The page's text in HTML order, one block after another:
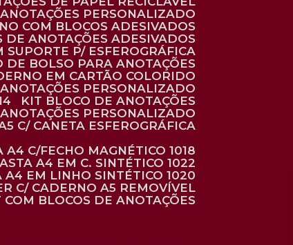
PERSONALIZADO
COM BLOCOS ADESIVADOS
DE ANOTAÇÕES ADESIVADOS
SUPORTE P/ ESFEROGRÁFICA
DE BOLSO PARA ANOTAÇÕES
EM CARTÃO COLORIDO
ANOTAÇÕES PERSONALIZADO
KIT BLOCO DE ANOTAÇÕES
ANOTAÇÕES PERSONALIZADO
C/ CANETA ESFEROGRÁFICA
A4 C/FECHO MAGNÉTICO 1018
A4 EM C. SINTÉTICO 1022
A4 EM LINHO SINTÉTICO 1020
C/ CADERNO A5 REMOVÍVEL
COM BLOCOS DE ANOTAÇÕES